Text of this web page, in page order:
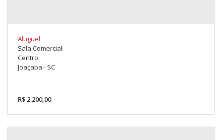
Aluguel
Sala Comercial
Centro
Joaçaba - SC
R$ 2.200,00